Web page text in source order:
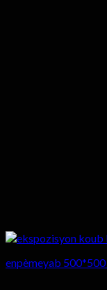
enpèmeyab